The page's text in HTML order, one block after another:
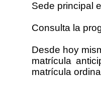
Sede principal
Consulta la
Desde hoy
matrícula
matrícula